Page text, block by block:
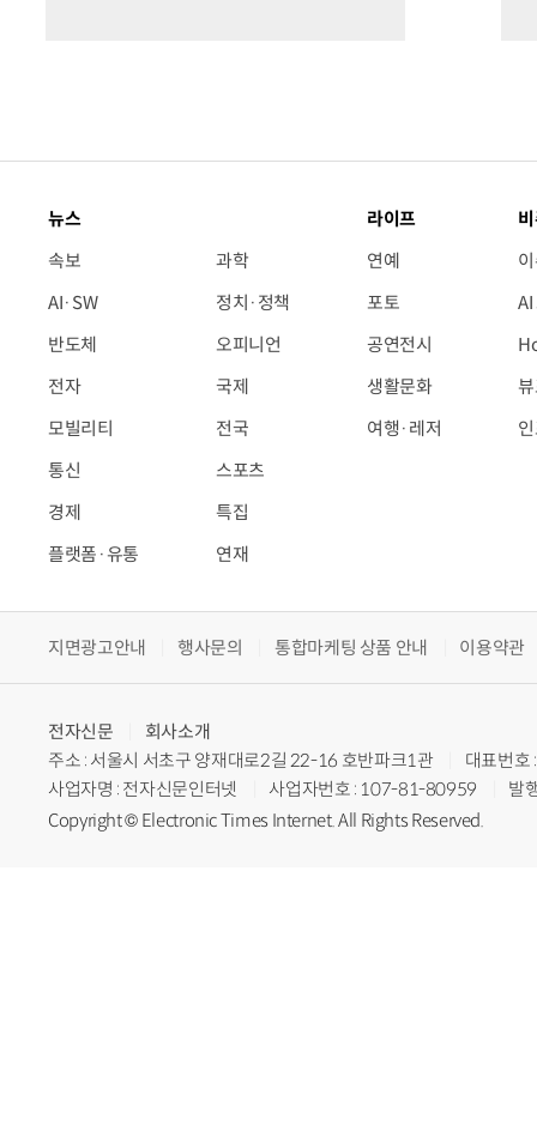
뉴스
속보
AI·SW
반도체
전자
모빌리티
통신
경제
플랫폼·유통
과학
정치·정책
오피니언
국제
전국
스포츠
특집
연재
라이프
연예
포토
공연전시
생활문화
여행·레저
지면광고안내 행사문의 통합마케팅 상품 안내 이용약관
전자신문
회사소개
주소 : 서울시 서초구 양재대로2길 22-16 호반파크1관
대표번
사업자명 : 전자신문인터넷
사업자번호 : 107-81-80959
발
Copyright © Electronic Times Internet. All Rights Reserved.